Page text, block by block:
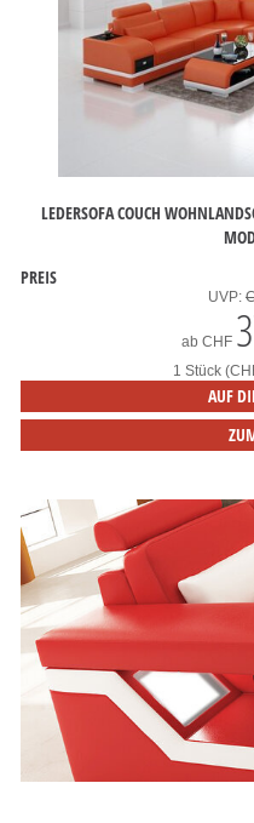
LEDERSOFA COUCH
PREIS
UVP:
ab CHF
1 Stück
AUF